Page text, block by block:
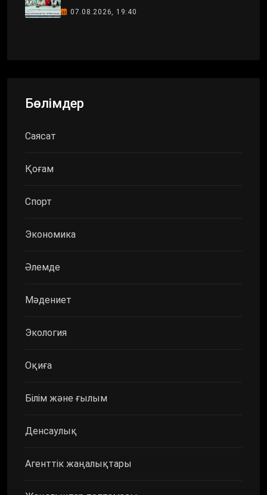
07.08.2026, 19:40
Бөлімдер
Саясат
Қоғам
Спорт
Экономика
Әлемде
Мәдениет
Экология
Оқиға
Білім және ғылым
Денсаулық
Агенттік жаңалықтары